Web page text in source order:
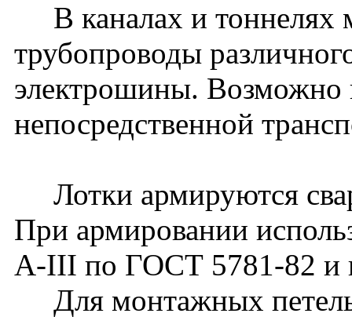
В каналах и тоннелях
трубопроводы
электрошины. Возможно
непосредственной
Лотки армируются
При армировании
А-III по ГОСТ 5781-82 и
Для монтажных петель